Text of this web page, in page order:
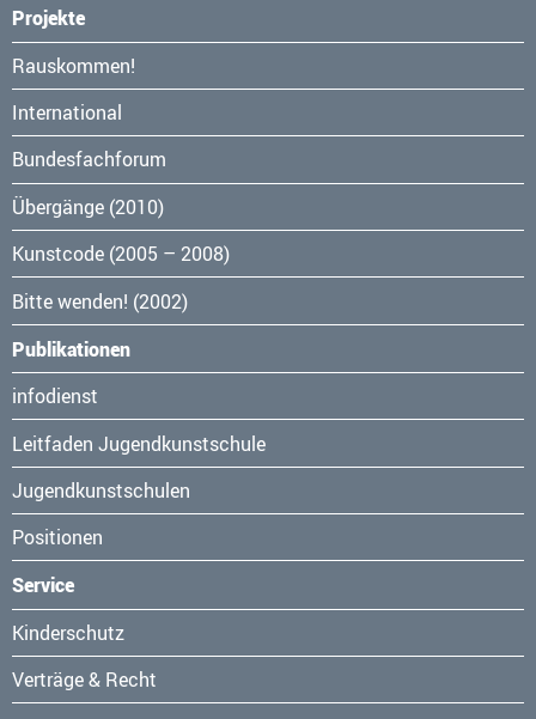
Projekte
Navigation
überspringen
Rauskommen!
International
Bundesfachforum
Übergänge (2010)
Kunstcode (2005 – 2008)
Bitte wenden! (2002)
Publikationen
Navigation
überspringen
infodienst
Leitfaden Jugendkunstschule
Jugendkunstschulen
Positionen
Service
Navigation
überspringen
Kinderschutz
Verträge & Recht